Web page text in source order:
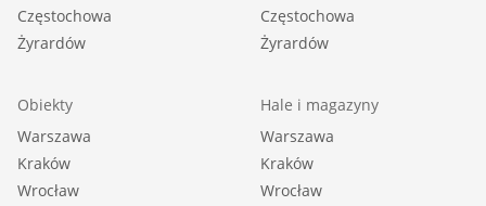
Częstochowa
Żyrardów
Częstochowa
Żyrardów
Obiekty
Warszawa
Kraków
Wrocław
Hale i magazyny
Warszawa
Kraków
Wrocław